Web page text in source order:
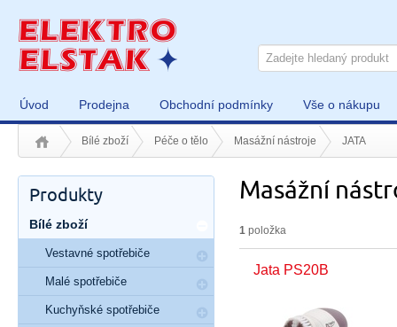
Úvod Prodejna Obchodní podmínky Vše o nákupu
Bílé zboží Péče o tělo Masážní nástroje JATA
Masážní
1 položka
Jata PS20B
Produkty
Bílé zboží
Vestavné spotřebiče
Malé spotřebiče
Kuchyňské spotřebiče